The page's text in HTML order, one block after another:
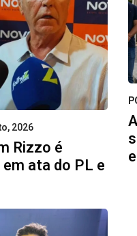
2026
Rizzo é
ata do PL e